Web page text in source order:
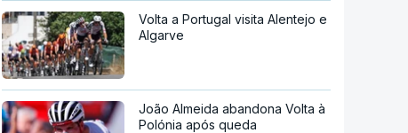
Volta a Portugal visita Alentejo e
Algarve
João Almeida abandona Volta à
Polónia após queda